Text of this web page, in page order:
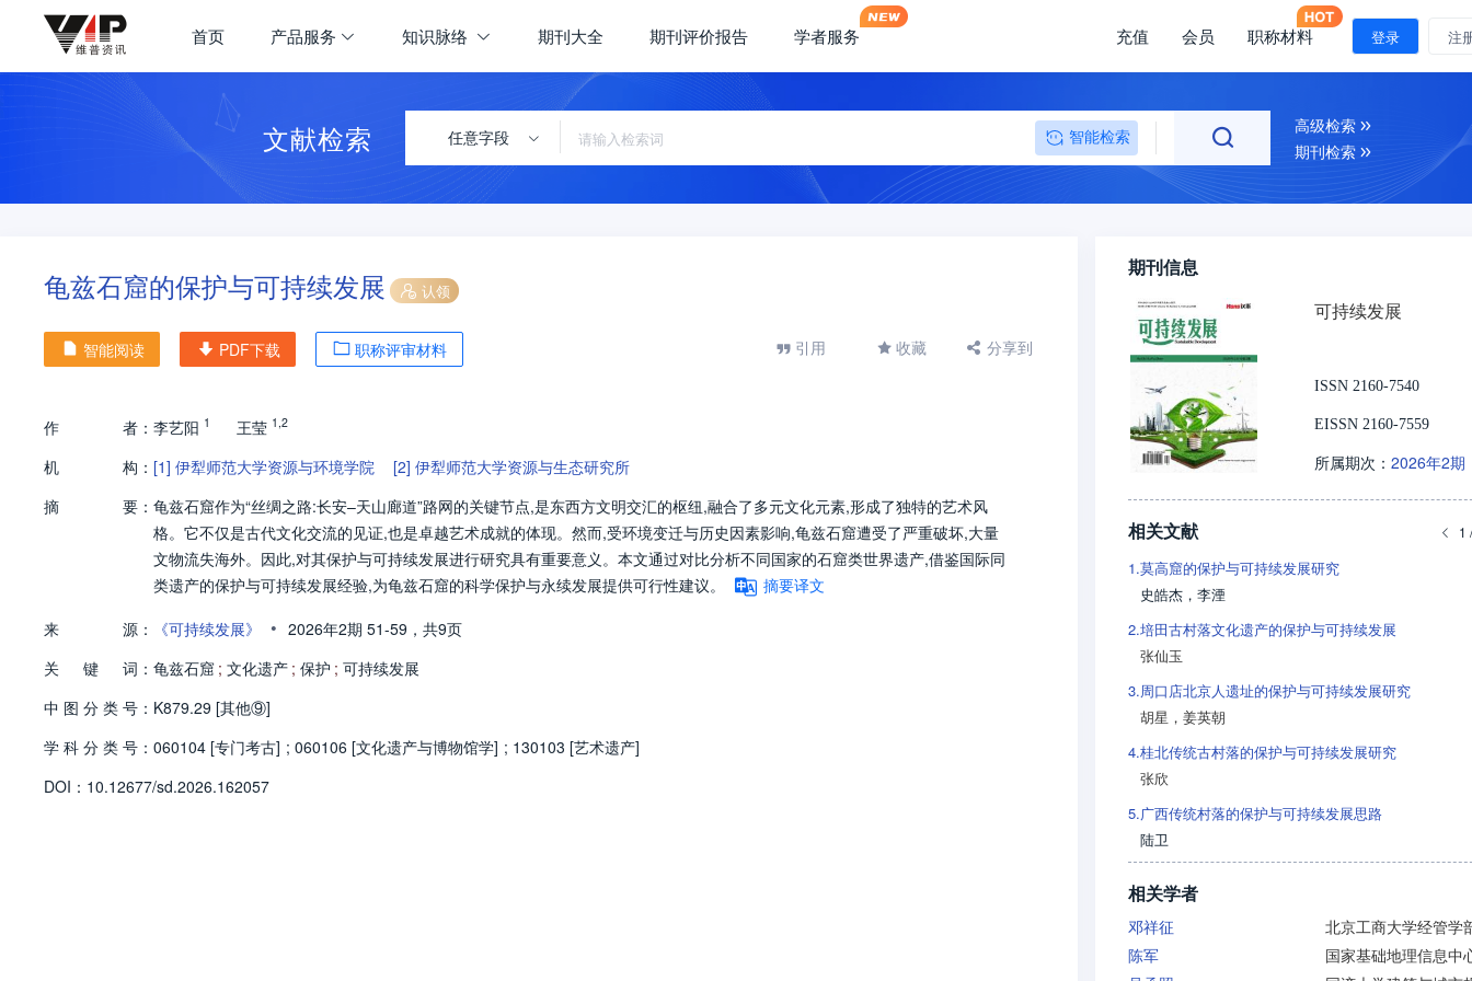
首页 产品服务 知识脉络 期刊大全 期刊评价报告 学者服务 充值 会员 职称材料 登录 注
文献检索 任意字段 智能检索
高级检索
期刊检索
龟兹石窟的保护与可持续发展 认领
智能阅读 PDF下载 职称评审材料 引用 收藏 分享到
作 者： 李艺阳 1 王莹 1 ,2
机 构： [1] 伊犁师范大学资源与环境学院 [2] 伊犁师范大学资源与生态研究所
摘
要： 龟兹石窟作为“丝绸之路:长安–天山廊道”路网的关键节点,是东西方文明交汇的枢纽,融合了多元文化元素,形成了独特的艺术风
格。它不仅是古代文化交流的见证,也是卓越艺术成就的体现。然而,受环境变迁与历史因素影响,龟兹石窟遭受了严重破坏,大量
文物流失海外。因此,对其保护与可持续发展进行研究具有重要意义。本文通过对比分析不同国家的石窟类世界遗产,借鉴国际同
类遗产的保护与可持续发展经验,为龟兹石窟的科学保护与永续发展提供可行性建议。
摘要译文
来
源： 《可持续发展》 • 2026年2期 51-59， 共9页
关
键 词： 龟兹石窟 ; 文化遗产 ; 保护 ; 可持续发展
中 图 分 类 号： K879.29 [其他⑨]
学 科 分 类 号： 060104 [专门考古] ; 060106 [文化遗产与博物馆学] ; 130103 [艺术遗产]
DOI： 10.12677/sd.2026.162057
期刊信息
可持续发展
ISSN 2160-7540
EISSN 2160-7559
所属期次： 2026年2期
相关文献 1
1.莫高窟的保护与可持续发展研究
史皓杰 ， 李湮
2.培田古村落文化遗产的保护与可持续发展
张仙玉
3.周口店北京人遗址的保护与可持续发展研究
胡星 ， 姜英朝
4.桂北传统古村落的保护与可持续发展研究
张欣
5.广西传统村落的保护与可持续发展思路
陆卫
相关学者
邓祥征
陈军
国家基础地理信息中